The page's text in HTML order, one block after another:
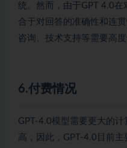
统。然而，由于GPT 4.0
合于对回答的准确性和连
咨询、技术支持等需要高
6.付费情况
GPT-4.0模型需要更大的
高，因此，GPT-4.0目前主